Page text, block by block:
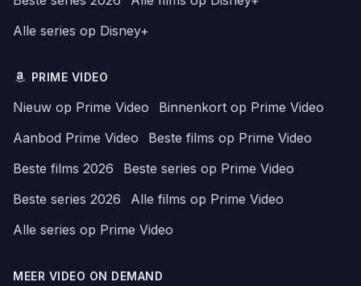
Alle series op Disney+
PRIME VIDEO
Nieuw op Prime Video
Binnenkort op Prime Video
Aanbod Prime Video
Beste films op Prime Video
Beste films 2026
Beste series op Prime Video
Beste series 2026
Alle films op Prime Video
Alle series op Prime Video
MEER VIDEO ON DEMAND